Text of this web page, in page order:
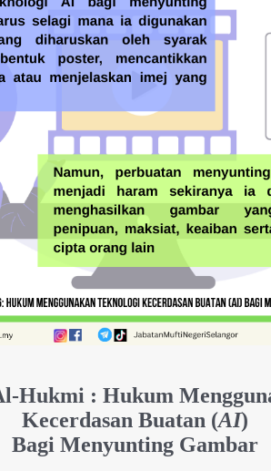
Hukmi : Hukum
Kecerdasan Buatan (AI)
Bagi Menyunting Gambar